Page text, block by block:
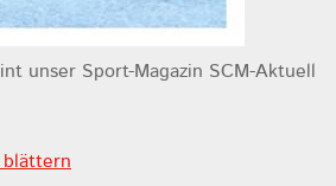
unser Sport-Magazin SCM-Aktuell
blättern